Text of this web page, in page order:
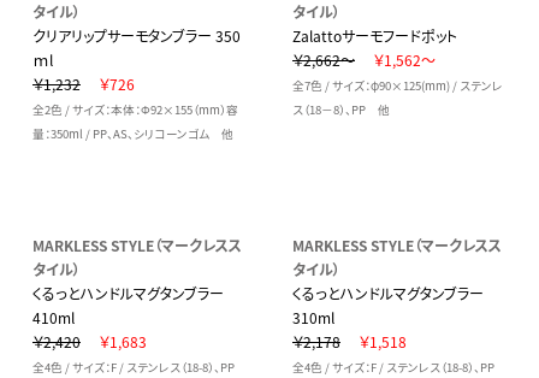
タイル）
クリアリップサーモタンブラー 350
ｍl
￥1,232
￥726
全2色 / サイズ：本体：Φ92×155（mm）容
量：350ml / PP、AS、シリコーンゴム 他
タイル）
Zalattoサーモフードポット
￥2,662～
￥1,562～
全7色 / サイズ：φ90×125(mm) / ステンレ
ス（18－8）、PP 他
MARKLESS STYLE（マークレスス
タイル）
くるっとハンドルマグタンブラー
410ml
￥2,420
￥1,683
全4色 / サイズ：F / ステンレス（18-8）、PP
MARKLESS STYLE（マークレスス
タイル）
くるっとハンドルマグタンブラー
310ml
￥2,178
￥1,518
全4色 / サイズ：F / ステンレス（18-8）、PP